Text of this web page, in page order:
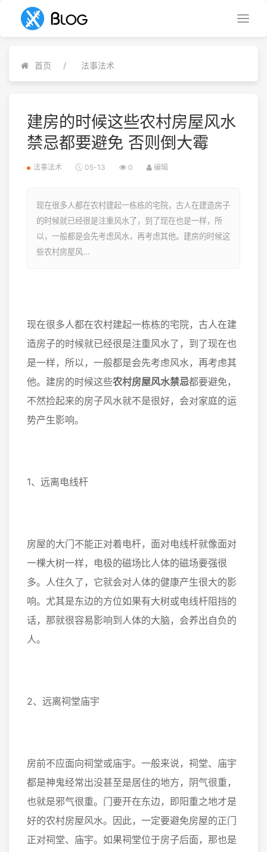
首页 法事法术
建房的时候这些农村房屋风水
禁忌都要避免 否则倒大霉
法事法术 05-13 0 编辑
现在很多人都在农村建起一栋栋的宅院，古人在建造房子
的时候就已经很是注重风水了，到了现在也是一样，所
以，一般都是会先考虑风水，再考虑其他。建房的时候这
些农村房屋风...
现在很多人都在农村建起一栋栋的宅院，古人在建
造房子的时候就已经很是注重风水了，到了现在也
是一样，所以，一般都是会先考虑风水，再考虑其
他。建房的时候这些农村房屋风水禁忌都要避免，
不然捡起来的房子风水就不是很好，会对家庭的运
势产生影响。
1、远离电线杆
房屋的大门不能正对着电杆，面对电线杆就像面对
一棵大树一样，电极的磁场比人体的磁场要强很
多。人住久了，它就会对人体的健康产生很大的影
响。尤其是东边的方位如果有大树或电线杆阻挡的
话，那就很容易影响到人体的大脑，会养出自负的
人。
2、远离祠堂庙宇
房前不应面向祠堂或庙宇。一般来说，祠堂、庙宇
都是神鬼经常出没甚至是居住的地方，阴气很重，
也就是邪气很重。门要开在东边，即阳重之地才是
好的农村房屋风水。因此，一定要避免房屋的正门
正对祠堂、庙宇。如果祠堂位于房子后面，那也是